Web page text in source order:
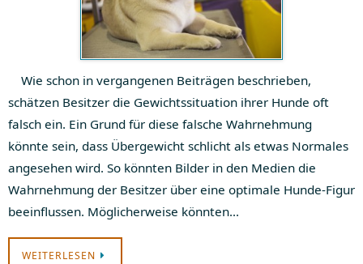
Wie schon in vergangenen Beiträgen beschrieben,
schätzen Besitzer die Gewichtssituation ihrer Hunde oft
falsch ein. Ein Grund für diese falsche Wahrnehmung
könnte sein, dass Übergewicht schlicht als etwas Normales
angesehen wird. So könnten Bilder in den Medien die
Wahrnehmung der Besitzer über eine optimale Hunde-Figur
beeinflussen. Möglicherweise könnten…
WEITERLESEN